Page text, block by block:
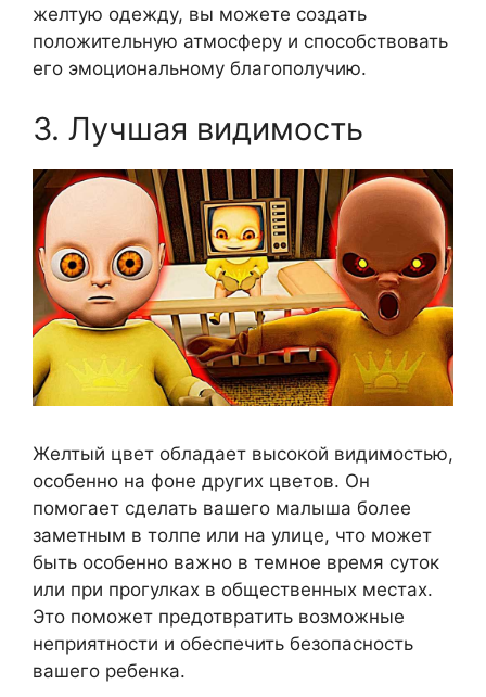
желтую одежду, вы можете создать
положительную атмосферу и способствовать
его эмоциональному благополучию.
3. Лучшая видимость
Желтый цвет обладает высокой видимостью,
особенно на фоне других цветов. Он
помогает сделать вашего малыша более
заметным в толпе или на улице, что может
быть особенно важно в темное время суток
или при прогулках в общественных местах.
Это поможет предотвратить возможные
неприятности и обеспечить безопасность
вашего ребенка.